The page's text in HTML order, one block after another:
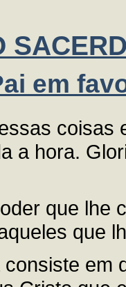
em
coisas
a hora.
que lhe
que
em